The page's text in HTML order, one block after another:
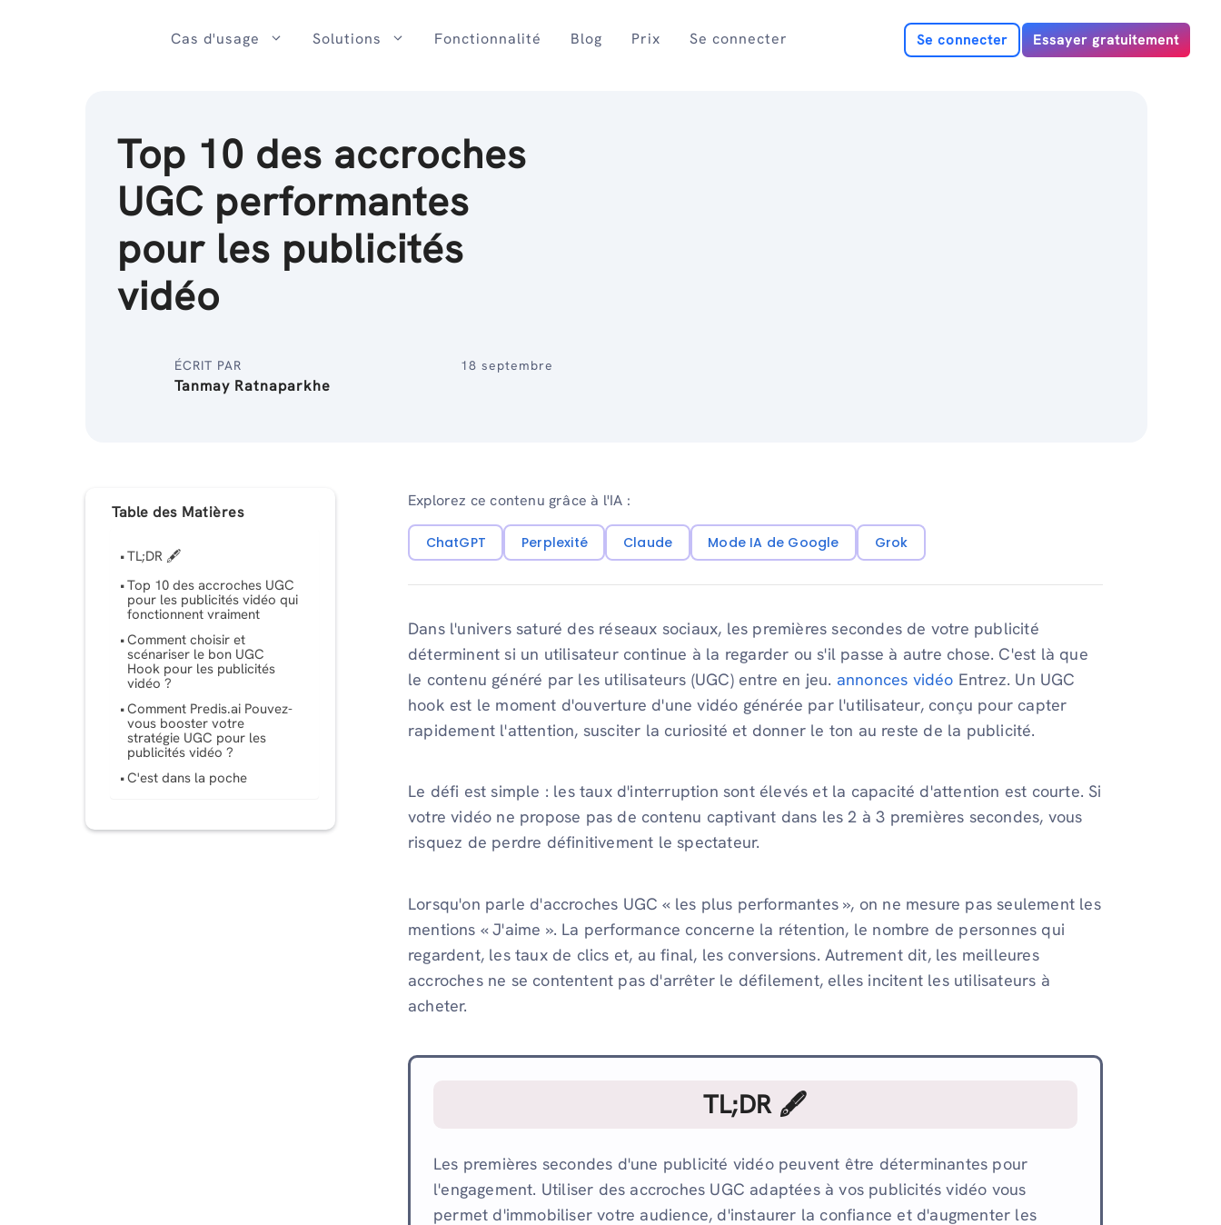
Cas d'usage Solutions Fonctionnalité Blog Prix Se connecter Se connecter Essayer gratuitement
Top 10 des accroches
UGC performantes
pour les publicités
vidéo
ÉCRIT PAR
Tanmay Ratnaparkhe
18 septembre
Table des Matières
TL;DR 🖋
Top 10 des accroches UGC
pour les publicités vidéo qui
fonctionnent vraiment
Comment choisir et
scénariser le bon UGC
Hook pour les publicités
vidéo ?
Comment Predis.ai Pouvez-
vous booster votre
stratégie UGC pour les
publicités vidéo ?
C'est dans la poche
Explorez ce contenu grâce à l'IA :
ChatGPT Perplexité Claude Mode IA de Google Grok
Dans l'univers saturé des réseaux sociaux, les premières secondes de votre publicité
déterminent si un utilisateur continue à la regarder ou s'il passe à autre chose. C'est là que
le contenu généré par les utilisateurs (UGC) entre en jeu. annonces vidéo Entrez. Un UGC
hook est le moment d'ouverture d'une vidéo générée par l'utilisateur, conçu pour capter
rapidement l'attention, susciter la curiosité et donner le ton au reste de la publicité.
Le défi est simple : les taux d'interruption sont élevés et la capacité d'attention est courte. Si
votre vidéo ne propose pas de contenu captivant dans les 2 à 3 premières secondes, vous
risquez de perdre définitivement le spectateur.
Lorsqu'on parle d'accroches UGC « les plus performantes », on ne mesure pas seulement les
mentions « J'aime ». La performance concerne la rétention, le nombre de personnes qui
regardent, les taux de clics et, au final, les conversions. Autrement dit, les meilleures
accroches ne se contentent pas d'arrêter le défilement, elles incitent les utilisateurs à
acheter.
TL;DR 🖋
Les premières secondes d'une publicité vidéo peuvent être déterminantes pour
l'engagement. Utiliser des accroches UGC adaptées à vos publicités vidéo vous
permet d'immobiliser votre audience, d'instaurer la confiance et d'augmenter les